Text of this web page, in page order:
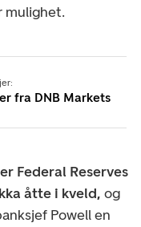
mulighet.
fra DNB Markets
Federal Reserves
åtte i kveld, og
Powell en